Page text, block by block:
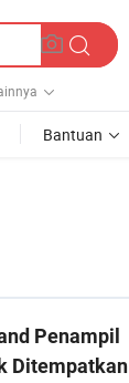
Bantuan
Penampil
Ditempatkan